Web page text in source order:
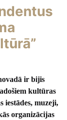
ir bijis
kultūras
iestādes, muzeji,
organizācijas